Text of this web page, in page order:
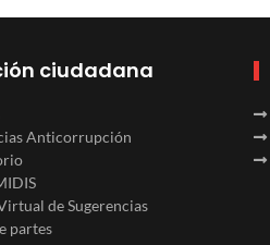
ciudadana
Anticorrupción
de Sugerencias
partes